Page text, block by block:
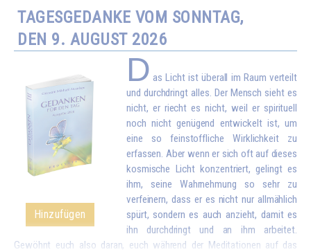
TAGESGEDANKE VOM SONNTAG,
DEN 9. AUGUST 2026
Hinzufügen
D as Licht ist überall im Raum verteilt
und durchdringt alles. Der Mensch sieht es
nicht, er riecht es nicht, weil er spirituell
noch nicht genügend entwickelt ist, um
eine so feinstoffliche Wirklichkeit zu
erfassen. Aber wenn er sich oft auf dieses
kosmische Licht konzentriert, gelingt es
ihm, seine Wahrnehmung so sehr zu
verfeinern, dass er es nicht nur allmählich
spürt, sondern es auch anzieht, damit es
ihn durchdringt und an ihm arbeitet.
Gewöhnt euch also daran, euch während der Meditationen auf das